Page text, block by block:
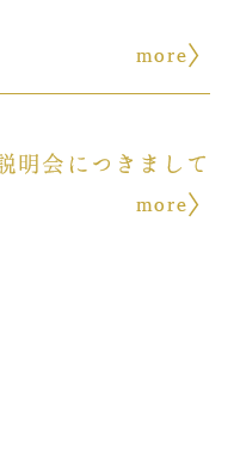
more
会につきまして
more